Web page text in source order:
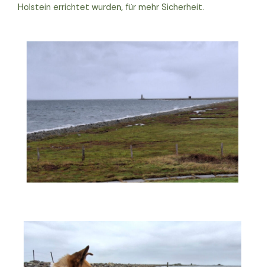
Holstein errichtet wurden, für mehr Sicherheit.